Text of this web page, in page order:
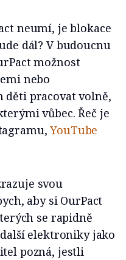
neumí, je blokace
dál? V budoucnu
možnost
nebo
pracovat volně,
vůbec. Řeč je
YouTube
svou
aby si OurPact
se rapidně
elektroniky jako
pozná, jestli